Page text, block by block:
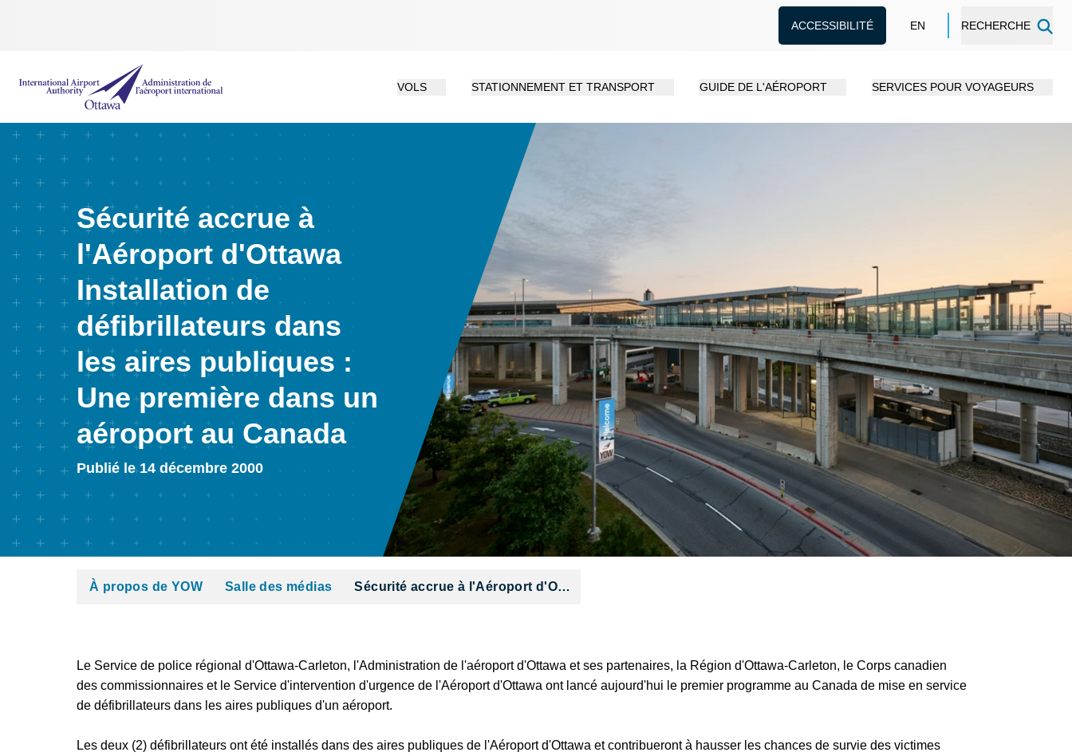
ACCESSIBILITÉ EN RECHERCHE
Administration de l’aéroport international d'Ottawa
VOLS STATIONNEMENT ET TRANSPORT GUIDE DE L'AÉROPORT SERVICES POUR VOYAGEURS
Sécurité accrue à
l'Aéroport d'Ottawa
Installation de
défibrillateurs dans
les aires publiques :
Une première dans un
aéroport au Canada
Publié le 14 décembre 2000
À propos de YOW Salle des médias Sécurité accrue à l'Aéroport d'O…
Le Service de police régional d'Ottawa-Carleton, l'Administration de l'aéroport d'Ottawa et ses partenaires, la Région d'Ottawa-Carleton, le Corps canadien
des commissionnaires et le Service d'intervention d'urgence de l'Aéroport d'Ottawa ont lancé aujourd'hui le premier programme au Canada de mise en service
de défibrillateurs dans les aires publiques d'un aéroport.
Les deux (2) défibrillateurs ont été installés dans des aires publiques de l'Aéroport d'Ottawa et contribueront à hausser les chances de survie des victimes